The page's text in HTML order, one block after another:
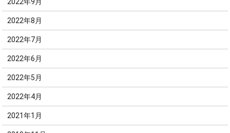
2022年8月
2022年7月
2022年6月
2022年5月
2022年4月
2021年1月